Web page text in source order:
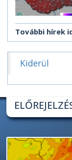
További hírek
Kiderül